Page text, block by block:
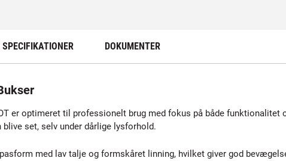
DOKUMENTER
er optimeret til professionelt brug med fokus på både
set, selv under dårlige lysforhold.
med lav talje og formskåret linning, hvilket giver god